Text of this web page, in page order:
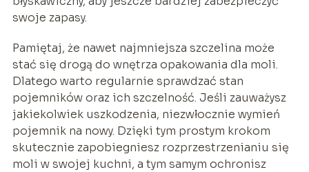
swoje zapasy.
Pamiętaj, że nawet najmniejsza szczelina może
stać się drogą do wnętrza opakowania dla moli.
Dlatego warto regularnie sprawdzać stan
pojemników oraz ich szczelność. Jeśli zauważysz
jakiekolwiek uszkodzenia, niezwłocznie wymień
pojemnik na nowy. Dzięki tym prostym krokom
skutecznie zapobiegniesz rozprzestrzenianiu się
moli w swojej kuchni, a tym samym ochronisz